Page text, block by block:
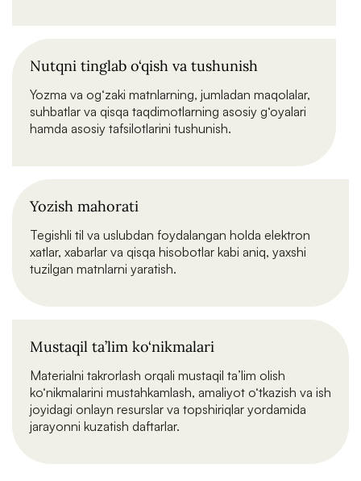
Nutqni tinglab o‘qish va tushunish
Yozma va og‘zaki matnlarning, jumladan maqolalar,
suhbatlar va qisqa taqdimotlarning asosiy g‘oyalari
hamda asosiy tafsilotlarini tushunish.
Yozish mahorati
Tegishli til va uslubdan foydalangan holda elektron
xatlar, xabarlar va qisqa hisobotlar kabi aniq, yaxshi
tuzilgan matnlarni yaratish.
Mustaqil ta’lim ko‘nikmalari
Materialni takrorlash orqali mustaqil ta’lim olish
ko‘nikmalarini mustahkamlash, amaliyot o‘tkazish va ish
joyidagi onlayn resurslar va topshiriqlar yordamida
jarayonni kuzatish daftarlar.